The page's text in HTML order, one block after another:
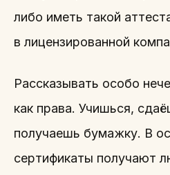
либо иметь такой
в лицензированной
Рассказывать особо
как права. Учишься,
получаешь бумажку. В
сертификаты получают